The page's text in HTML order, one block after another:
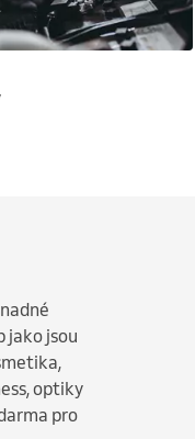
jako jsou
optiky
pro